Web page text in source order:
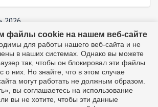
обработки персональных данных
Скачать прайс в PDF
Перезвоните мне
2026
знаков (включая LADA и АвтоВАЗ)
для указания совместимости
положениям ст. 1487, 1484
РФ. Интернет-магазин не является
или представителем ПАО
файлы cookie на нашем веб-сайте
для работы нашего веб-сайта и не
в наших системах. Однако вы можете
так, чтобы он блокировал эти файлы
о них. Но знайте, что в этом случае
могут работать не должным образом.
вы соглашаетесь на использование
вы не хотите, чтобы эти данные